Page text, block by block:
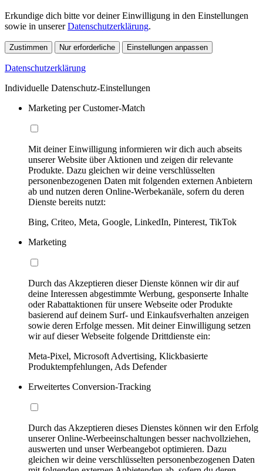
Erkundige dich bitte vor deiner Einwilligung in den Einstellungen
sowie in unsererDatenschutzerklärung.
Zustimmen Nur erforderliche Einstellungen anpassen
Datenschutzerklärung
Individuelle Datenschutz-Einstellungen
Marketing per Customer-Match
Mit deiner Einwilligung informieren wir dich auch abseits
unserer Website über Aktionen und zeigen dir relevante
Produkte. Dazu gleichen wir deine verschlüsselten
personenbezogenen Daten mit folgenden externen Anbietern
ab und nutzen deren Online-Werbekanäle, sofern du deren
Dienste bereits nutzt:
Bing, Criteo, Meta, Google, LinkedIn, Pinterest, TikTok
Marketing
Durch das Akzeptieren dieser Dienste können wir dir auf
deine Interessen abgestimmte Werbung, gesponserte Inhalte
oder Rabattaktionen für unsere Webseite oder Produkte
basierend auf deinem Surf- und Einkaufsverhalten anzeigen
sowie deren Erfolge messen. Mit deiner Einwilligung setzen
wir auf dieser Webseite folgende Drittdienste ein:
Meta-Pixel, Microsoft Advertising, Klickbasierte
Produktempfehlungen, Ads Defender
Erweitertes Conversion-Tracking
Durch das Akzeptieren dieses Dienstes können wir den Erfolg
unserer Online-Werbeeinschaltungen besser nachvollziehen,
auswerten und unser Werbeangebot optimieren. Dazu
gleichen wir deine verschlüsselten personenbezogenen Daten